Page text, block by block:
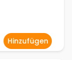
Hinzufügen